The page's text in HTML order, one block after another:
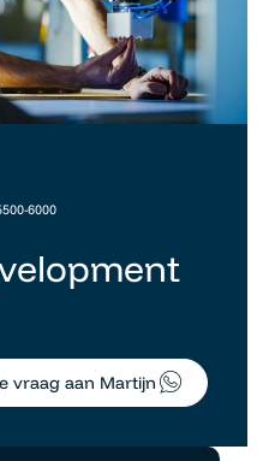
6000
vraag aan Martijn